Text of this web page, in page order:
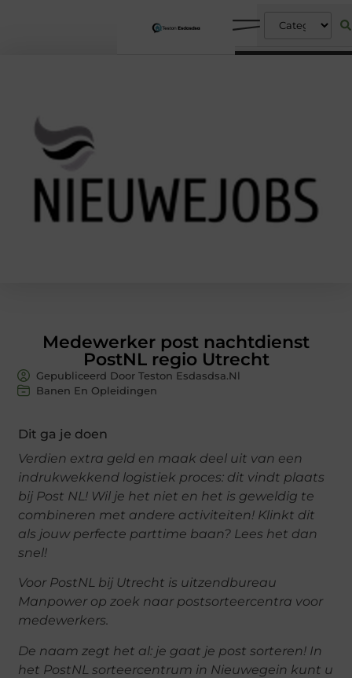
Medewerker post nachtdienst
PostNL regio Utrecht
Gepubliceerd Door Teston Esdasdsa.nl
Banen En Opleidingen
Dit ga je doen
Verdien extra geld en maak deel uit van een
indrukwekkend logistiek proces: dit vindt plaats
bij Post NL! Wil je het niet en het is geweldig te
combineren met andere activiteiten! Klinkt dit
als jouw perfecte parttime baan? Lees het dan
snel!
Voor PostNL bij Utrecht is uitzendbureau
Manpower op zoek naar postsorteercentra voor
medewerkers.
De naam zegt het al: je gaat je post sorteren! In
het PostNL sorteercentrum in Nieuwegein kunt u